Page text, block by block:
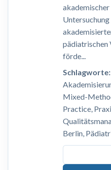
Untersuchung
pädiatrischen
förde...
Schlagworte:
Mixed-
Practice,
Berlin,